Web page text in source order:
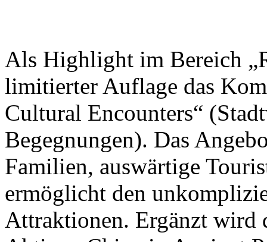
Als Highlight im Bereich
limitierter Auflage das
Cultural Encounters“
Begegnungen). Das
Familien, auswärtige
ermöglicht den
Attraktionen. Ergänzt wird